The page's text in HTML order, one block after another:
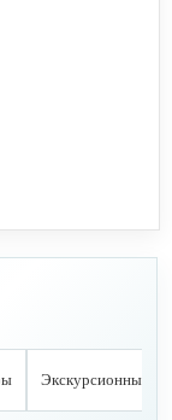
Экскурсионные